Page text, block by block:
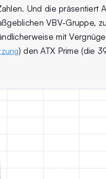
Und die präsentiert
VBV-Gruppe,
mit
) den ATX Prime (die